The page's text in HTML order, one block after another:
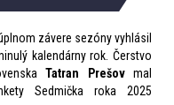
závere sezóny vyhlásil
kalendárny rok. Čerstvo
Tatran Prešovmal
Sedmička roka 2025